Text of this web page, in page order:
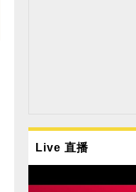
Live 直播